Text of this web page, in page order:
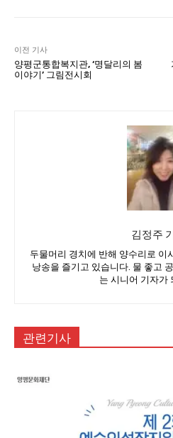
이전 기사
양평군통합복지관, ‘명달리의 봄
이야기’ 그림전시회
김정주
두물머리 경치에 반해 양수리로 이
낭송을 즐기고 있습니다. 물 좋고
는 시니어 기자가
관련기사